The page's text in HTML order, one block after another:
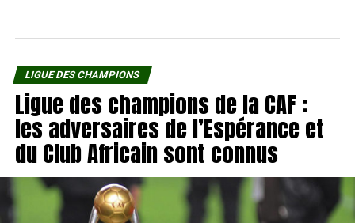
LIGUE DES CHAMPIONS
Ligue des champions de la CAF :
les adversaires de l’Espérance et
du Club Africain sont connus